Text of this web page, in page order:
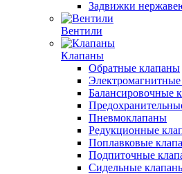
Задвижки
Вентили
Клапаны
Обратные клапаны
Балансировочные
Пневмоклапаны
Редукционные
Поплавковые
Подпиточные
Сидельные